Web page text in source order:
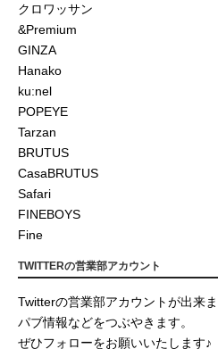
クロワッサン
&Premium
GINZA
Hanako
ku:nel
POPEYE
Tarzan
BRUTUS
CasaBRUTUS
Safari
FINEBOYS
Fine
TWITTERの営業部アカウント
Twitterの営業部アカウントが出来
パブ情報などをつぶやきます。
ぜひフォローをお願いいたします♪